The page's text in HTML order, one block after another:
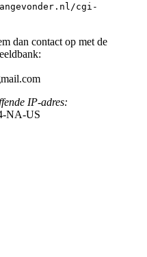
cgi-
dan contact op met de
IP-adres:
NA-US